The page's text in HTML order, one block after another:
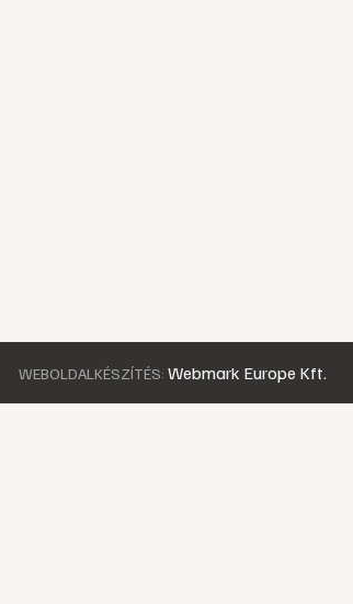
WEBOLDALKÉSZÍTÉS: Webmark Europe Kft.